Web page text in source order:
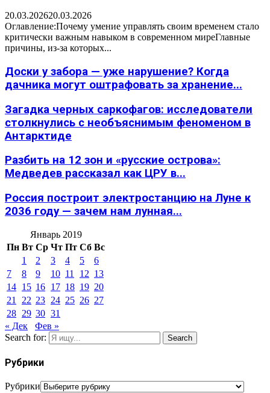
20.03.202620.03.2026
Оглавление:Почему умение управлять своим временем стало
критически важным навыком в современном миреГлавные
причины, из-за которых...
Доски у забора — уже нарушение? Когда
дачника могут оштрафовать за хранение...
Загадка черных саркофагов: исследователи
столкнулись с необъяснимым феноменом в
Антарктиде
Разбить на 12 зон и «русские острова»:
Медведев рассказал как ЦРУ в...
Россия построит электростанцию на Луне к
2036 году — зачем нам лунная...
Январь 2019
Пн Вт Ср Чт Пт Сб Вс
1
2 3 4 5
6
7
8 9 10 11 12 13
14 15 16 17 18 19 20
21
22 23 24 25 26 27
28 29 30 31
« Дек
Фев »
Search for:
Search
Рубрики
Рубрики